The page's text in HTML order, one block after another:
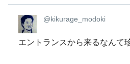
@kikurage_modoki
エントランスから来るなんて